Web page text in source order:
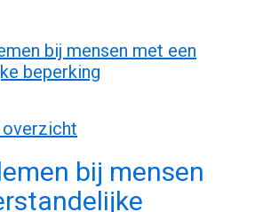
bij mensen met een
beperking
overzicht
bij mensen